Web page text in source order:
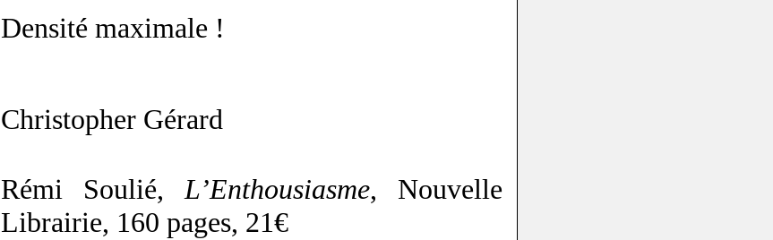
Densité maximale !
Christopher Gérard
Rémi Soulié,L’Enthousiasme, Nouvelle
Librairie, 160 pages, 21€